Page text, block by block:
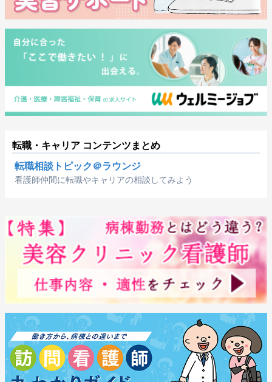
転職・キャリア コンテンツまとめ
転職相談トピック＠ラウンジ
看護師仲間に転職やキャリアの相談してみよう